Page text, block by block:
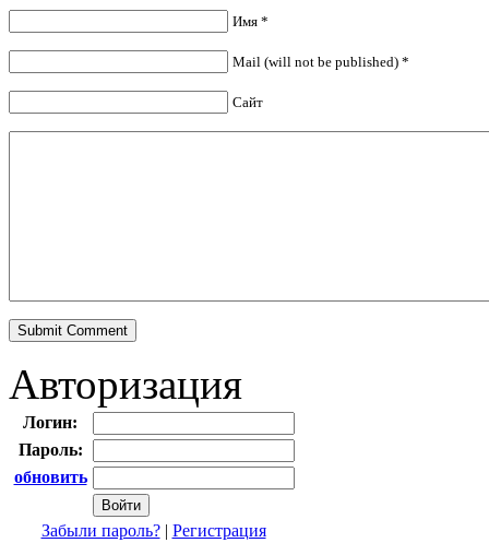
Имя *
Mail (will not be published) *
Сайт
Авторизация
Логин:
Пароль:
обновить
Забыли пароль?| Регистрация